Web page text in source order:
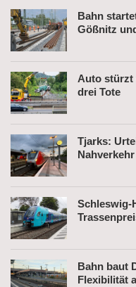
Bahn
Gößnitz
Auto stürzt
drei Tote
Tjarks:
Nahverkehr
Schleswig-
Bahn baut
Flexibilität